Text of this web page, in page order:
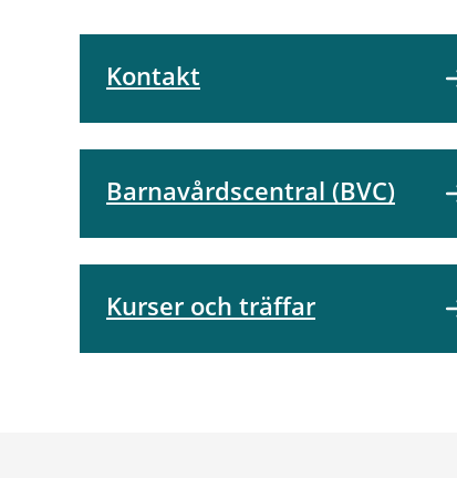
Kontakt
Barnavårdscentral (BVC)
Kurser och träffar